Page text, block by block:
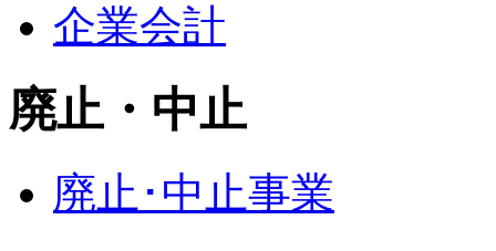
企業会計
廃止・中止
廃止･中止事業